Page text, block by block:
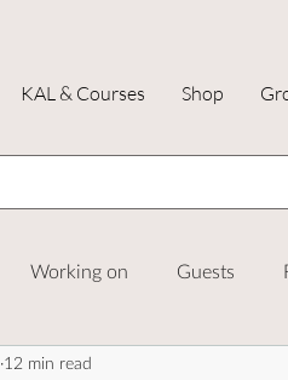
KAL & Courses Shop
Working on Guests
KAL and Courses
12 min read